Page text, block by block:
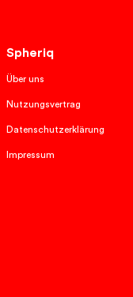
Spheriq
Über uns
Nutzungsvertrag
Datenschutzerklärung
Impressum